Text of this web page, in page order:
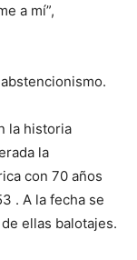
a mí”,
la historia
la
con 70 años
. A la fecha se
ellas balotajes.